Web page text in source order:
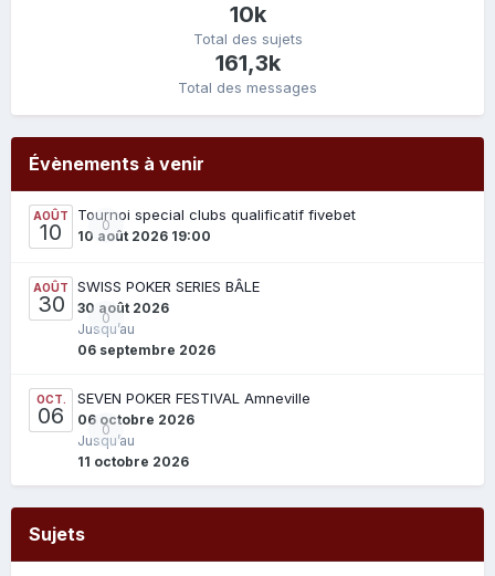
10k
Total des sujets
161,3k
Total des messages
Évènements à venir
AOÛT
10 0
Tournoi special clubs qualificatif fivebet
10 août 2026 19:00
AOÛT
30
0
SWISS POKER SERIES BÂLE
30 août 2026
Jusqu’au
06 septembre 2026
OCT.
06
0
SEVEN POKER FESTIVAL Amneville
06 octobre 2026
Jusqu’au
11 octobre 2026
Sujets